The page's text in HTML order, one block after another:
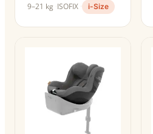
9–21 kg ISOFIX i-Size